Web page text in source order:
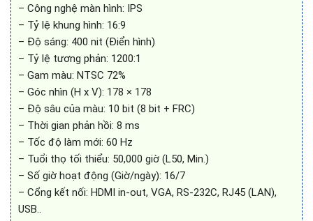
– Công nghệ màn hình: IPS
– Tỷ lệ khung hình: 16:9
– Độ sáng: 400 nit (Điển hình)
– Tỷ lệ tương phản: 1200:1
– Gam màu: NTSC 72%
– Góc nhìn (H x V): 178 × 178
– Độ sâu của màu: 10 bit (8 bit + FRC)
– Thời gian phản hồi: 8 ms
– Tốc độ làm mới: 60 Hz
– Tuổi thọ tối thiểu: 50,000 giờ (L50, Min.)
– Số giờ hoạt động (Giờ/ngày): 16/7
– Cổng kết nối: HDMI in-out, VGA, RS-232C, RJ45 (LAN),
USB..